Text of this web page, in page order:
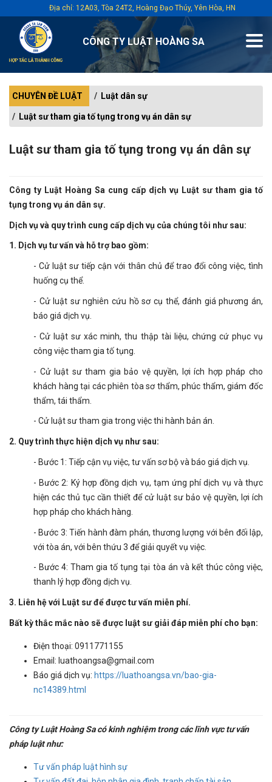
CÔNG TY LUẬT HOÀNG SA
Địa chỉ: 12A03, Tòa 24T2, Hoàng Đạo Thúy, Yên Hòa, HN
CHUYÊN ĐỀ LUẬT Luật dân sự
Luật sư tham gia tố tụng trong vụ án dân sự
Luật sư tham gia tố tụng trong vụ án dân sự
Công ty Luật Hoàng Sa cung cấp dịch vụ Luật sư tham gia tố
tụng trong vụ án dân sự.
Dịch vụ và quy trình cung cấp dịch vụ của chúng tôi như sau:
1. Dịch vụ tư vấn và hỗ trợ bao gồm:
- Cử luật sư tiếp cận với thân chủ để trao đổi công việc, tình
huống cụ thể.
- Cử luật sư nghiên cứu hồ sơ cụ thể, đánh giá phương án,
báo giá dịch vụ.
- Cử luật sư xác minh, thu thập tài liệu, chứng cứ phục vụ
công việc tham gia tố tụng.
- Cử luật sư tham gia bảo vệ quyền, lợi ích hợp pháp cho
khách hàng tại các phiên tòa sơ thẩm, phúc thẩm, giám đốc
thẩm, tái thẩm.
- Cử luật sư tham gia trong việc thi hành bản án.
2. Quy trình thực hiện dịch vụ như sau:
- Bước 1: Tiếp cận vụ việc, tư vấn sơ bộ và báo giá dịch vụ.
- Bước 2: Ký hợp đồng dịch vụ, tạm ứng phí dịch vụ và thực
hiện các thủ tục cần thiết để cử luật sư bảo vệ quyền, lợi ích
hợp pháp cho khách hàng.
- Bước 3: Tiến hành đàm phán, thương lượng với bên đối lập,
với tòa án, với bên thứu 3 để giải quyết vụ việc.
- Bước 4: Tham gia tố tụng tại tòa án và kết thúc công việc,
thanh lý hợp đồng dịch vụ.
3. Liên hệ với Luật sư để được tư vấn miễn phí.
Bất kỳ thắc mắc nào sẽ được luật sư giải đáp miễn phí cho bạn:
Điện thoại: 0911771155
Email: luathoangsa@gmail.com
Báo giá dịch vụ: https://luathoangsa.vn/bao-gia-
nc14389.html
Công ty Luật Hoàng Sa có kinh nghiệm trong các lĩnh vực tư vấn
pháp luật như:
Tư vấn pháp luật hình sự